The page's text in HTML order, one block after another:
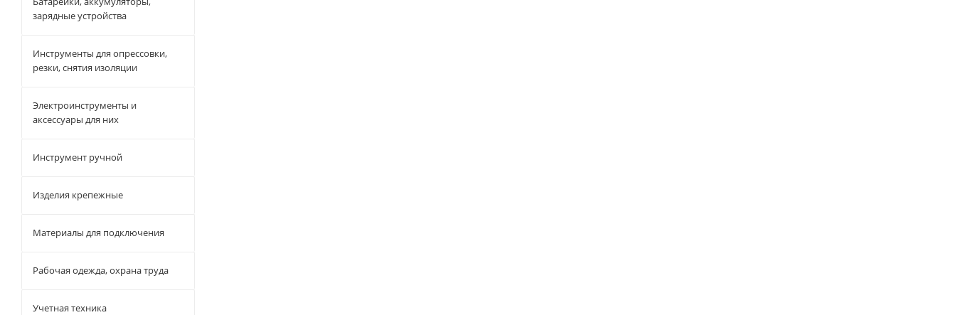
зарядные устройства
Инструменты для опрессовки,
резки, снятия изоляции
Электроинструменты и
аксессуары для них
Инструмент ручной
Изделия крепежные
Материалы для подключения
Рабочая одежда, охрана труда
Учетная техника